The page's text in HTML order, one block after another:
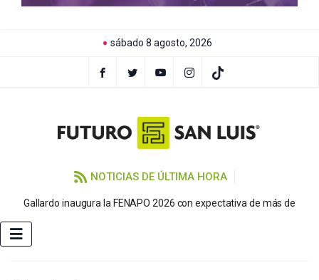
sábado 8 agosto, 2026
NOTICIAS DE ÚLTIMA HORA
Gallardo inaugura la FENAPO 2026 con expectativa de más de